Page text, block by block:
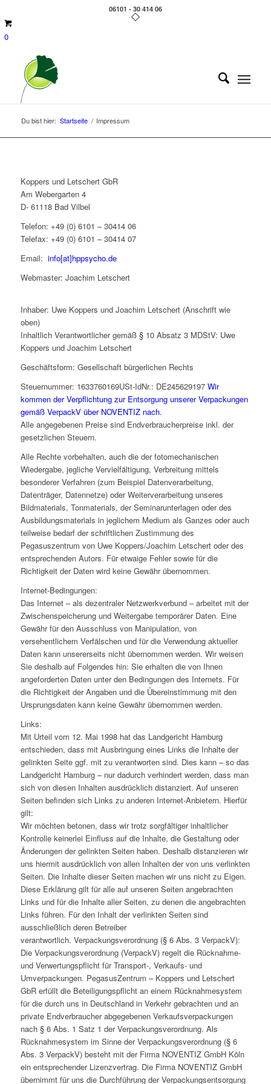
06101 - 30 414 06
0
Du bist hier: Startseite / Impressum
Koppers und Letschert GbR
Am Webergarten 4
D- 61118 Bad Vilbel
Telefon: +49 (0) 6101 – 30414 06
Telefax: +49 (0) 6101 – 30414 07
Email: info[at]hppsycho.de
Webmaster: Joachim Letschert
Inhaber: Uwe Koppers und Joachim Letschert (Anschrift wie
oben)
Inhaltlich Verantwortlicher gemäß § 10 Absatz 3 MDStV: Uwe
Koppers und Joachim Letschert
Geschäftsform: Gesellschaft bürgerlichen Rechts
Steuernummer: 1633760169USt-IdNr.: DE245629197 Wir
kommen der Verpflichtung zur Entsorgung unserer Verpackungen
gemäß VerpackV über NOVENTIZ nach.
Alle angegebenen Preise sind Endverbraucherpreise inkl. der
gesetzlichen Steuern.
Alle Rechte vorbehalten, auch die der fotomechanischen
Wiedergabe, jegliche Vervielfältigung, Verbreitung mittels
besonderer Verfahren (zum Beispiel Datenverarbeitung,
Datenträger, Datennetze) oder Weiterverarbeitung unseres
Bildmaterials, Tonmaterials, der Seminarunterlagen oder des
Ausbildungsmaterials in jeglichem Medium als Ganzes oder auch
teilweise bedarf der schriftlichen Zustimmung des
Pegasuszentrum von Uwe Koppers/Joachim Letschert oder des
entsprechenden Autors. Für etwaige Fehler sowie für die
Richtigkeit der Daten wird keine Gewähr übernommen.
Internet-Bedingungen:
Das Internet – als dezentraler Netzwerkverbund – arbeitet mit der
Zwischenspeicherung und Weitergabe temporärer Daten. Eine
Gewähr für den Ausschluss von Manipulation, von
versehentlichem Verfälschen und für die Verwendung aktueller
Daten kann unsererseits nicht übernommen werden. Wir weisen
Sie deshalb auf Folgendes hin: Sie erhalten die von Ihnen
angeforderten Daten unter den Bedingungen des Internets. Für
die Richtigkeit der Angaben und die Übereinstimmung mit den
Ursprungsdaten kann keine Gewähr übernommen werden.
Links:
Mit Urteil vom 12. Mai 1998 hat das Landgericht Hamburg
entschieden, dass mit Ausbringung eines Links die Inhalte der
gelinkten Seite ggf. mit zu verantworten sind. Dies kann – so das
Landgericht Hamburg – nur dadurch verhindert werden, dass man
sich von diesen Inhalten ausdrücklich distanziert. Auf unseren
Seiten befinden sich Links zu anderen Internet-Anbietern. Hierfür
gilt:
Wir möchten betonen, dass wir trotz sorgfältiger inhaltlicher
Kontrolle keinerlei Einfluss auf die Inhalte, die Gestaltung oder
Änderungen der gelinkten Seiten haben. Deshalb distanzieren wir
uns hiermit ausdrücklich von allen Inhalten der von uns verlinkten
Seiten. Die Inhalte dieser Seiten machen wir uns nicht zu Eigen.
Diese Erklärung gilt für alle auf unseren Seiten angebrachten
Links und für die Inhalte aller Seiten, zu denen die angebrachten
Links führen. Für den Inhalt der verlinkten Seiten sind
ausschließlich deren Betreiber
verantwortlich. Verpackungsverordnung (§ 6 Abs. 3 VerpackV):
Die Verpackungsverordnung (VerpackV) regelt die Rücknahme-
und Verwertungspflicht für Transport-, Verkaufs- und
Umverpackungen. PegasusZentrum – Koppers und Letschert
GbR erfüllt die Beteiligungspflicht an einem Rücknahmesystem
für die durch uns in Deutschland in Verkehr gebrachten und an
private Endverbraucher abgegebenen Verkaufsverpackungen
nach § 6 Abs. 1 Satz 1 der Verpackungsverordnung. Als
Rücknahmesystem im Sinne der Verpackungsverordnung (§ 6
Abs. 3 VerpackV) besteht mit der Firma NOVENTIZ GmbH Köln
ein entsprechender Lizenzvertrag. Die Firma NOVENTIZ GmbH
übernimmt für uns die Durchführung der Verpackungsentsorgung